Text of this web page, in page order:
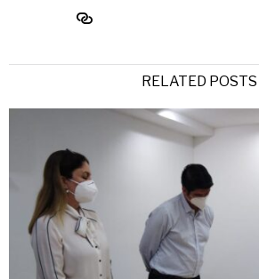
RELATED POSTS